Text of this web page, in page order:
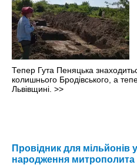
Тепер Гута Пеняцька
колишнього Бродівського, а
Львівщині. >>
Провідник для мільйонів
народження